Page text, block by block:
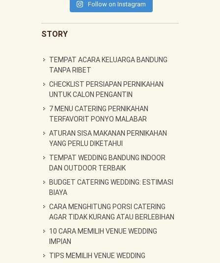
Follow on Instagram
STORY
TEMPAT ACARA KELUARGA BANDUNG
TANPA RIBET
CHECKLIST PERSIAPAN PERNIKAHAN
UNTUK CALON PENGANTIN
7 MENU CATERING PERNIKAHAN
TERFAVORIT PONYO MALABAR
ATURAN SISA MAKANAN PERNIKAHAN
YANG PERLU DIKETAHUI
TEMPAT WEDDING BANDUNG INDOOR
DAN OUTDOOR TERBAIK
BUDGET CATERING WEDDING: ESTIMASI
BIAYA
CARA MENGHITUNG PORSI CATERING
AGAR TIDAK KURANG ATAU BERLEBIHAN
10 CARA MEMILIH VENUE WEDDING
IMPIAN
TIPS MEMILIH VENUE WEDDING